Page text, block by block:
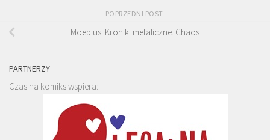
POPRZEDNI POST
Moebius. Kroniki metaliczne. Chaos
PARTNERZY
Czas na komiks wspiera: